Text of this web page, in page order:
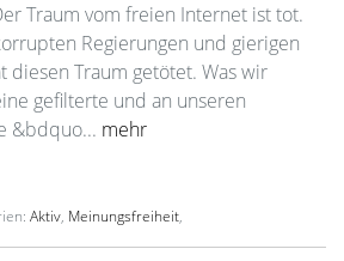
Traum vom freien Internet ist tot.
Regierungen und gierigen
diesen Traum getötet. Was wir
gefilterte und an unseren
&bdquo... mehr
Aktiv, Meinungsfreiheit,